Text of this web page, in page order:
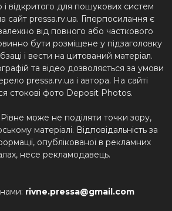
відкритого для пошукових систем
сайт pressa.rv.ua. Гіперпосилання є
від повного або часткового
бути розміщене у підзаголовку
і вести на цитований матеріал.
та відео дозволяється за умови
pressa.rv.ua і автора. На сайті
стокові фото Deposit Photos.
може не поділяти точки зору,
матеріалі. Відповідальність за
опублікованої в рекламних
несе рекламодавець.
rivne.pressa@gmail.com